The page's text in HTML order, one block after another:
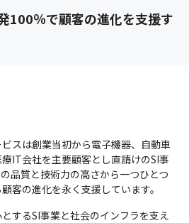
100％で顧客の進化を支援す
スは創業当初から電子機器、自動車
IT会社を主要顧客とし直請けのSI事
品質と技術力の高さから一つひとつ
客の進化を永く支援しています。
するSI事業と社会のインフラを支え